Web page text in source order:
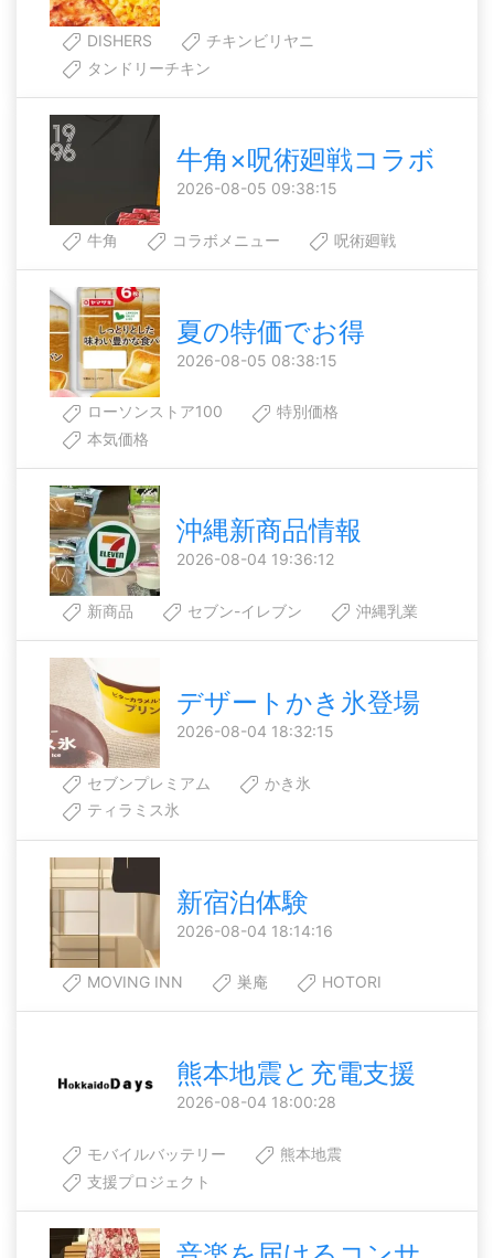
DISHERS
チキンビリヤニ
タンドリーチキン
牛角×呪術廻戦コラボ
2026-08-05 09:38:15
牛角 コラボメニュー 呪術廻戦
夏の特価でお得
2026-08-05 08:38:15
ローソンストア100
特別価格
本気価格
沖縄新商品情報
2026-08-04 19:36:12
新商品 セブン-イレブン 沖縄乳業
デザートかき氷登場
2026-08-04 18:32:15
セブンプレミアム
かき氷
ティラミス氷
新宿泊体験
2026-08-04 18:14:16
MOVING INN 巣庵 HOTORI
熊本地震と充電支援
2026-08-04 18:00:28
モバイルバッテリー
熊本地震
支援プロジェクト